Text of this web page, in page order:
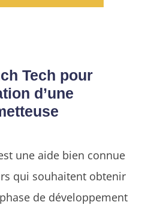
Tech pour
d’une
une aide bien connue
qui souhaitent obtenir
de développement